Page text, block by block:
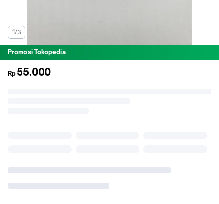
1/3
Promosi Tokopedia
Rp 55.000